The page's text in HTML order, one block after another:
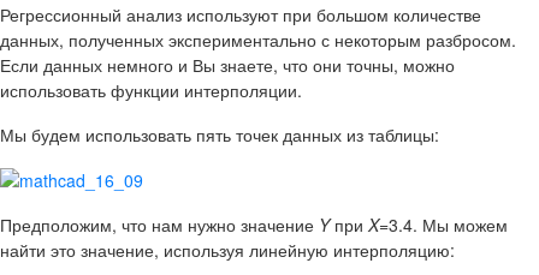
Регрессионный анализ используют при большом количестве
данных, полученных экспериментально с некоторым разбросом.
Если данных немного и Вы знаете, что они точны, можно
использовать функции интерполяции.
Мы будем использовать пять точек данных из таблицы:
Предположим, что нам нужно значение Yпри X=3.4. Мы можем
найти это значение, используя линейную интерполяцию: